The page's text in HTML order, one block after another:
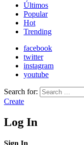
Últimos
Popular
Hot
Trending
facebook
twitter
instagram
youtube
Search for:
Create
Log In